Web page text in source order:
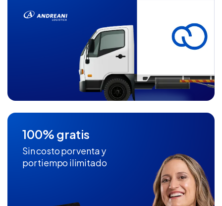
100% gratis
Sin costo por venta y
por tiempo ilimitado